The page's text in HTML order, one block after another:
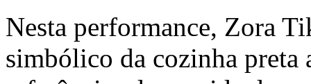
Nesta performance, Zora
simbólico da cozinha preta